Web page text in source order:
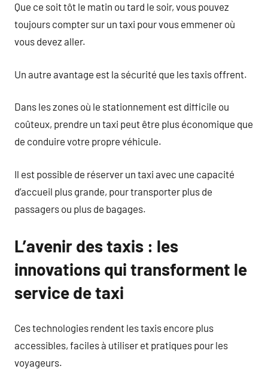
Que ce soit tôt le matin ou tard le soir, vous pouvez
toujours compter sur un taxi pour vous emmener où
vous devez aller.
Un autre avantage est la sécurité que les taxis offrent.
Dans les zones où le stationnement est difficile ou
coûteux, prendre un taxi peut être plus économique que
de conduire votre propre véhicule.
Il est possible de réserver un taxi avec une capacité
d’accueil plus grande, pour transporter plus de
passagers ou plus de bagages.
L’avenir des taxis : les
innovations qui transforment le
service de taxi
Ces technologies rendent les taxis encore plus
accessibles, faciles à utiliser et pratiques pour les
voyageurs.